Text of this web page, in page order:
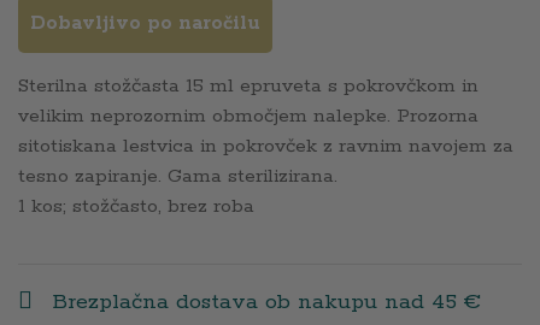
Dobavljivo po naročilu
Sterilna stožčasta 15 ml epruveta s pokrovčkom in
velikim neprozornim območjem nalepke. Prozorna
sitotiskana lestvica in pokrovček z ravnim navojem za
tesno zapiranje. Gama sterilizirana.
1 kos; stožčasto, brez roba
Brezplačna dostava ob nakupu nad 45 €